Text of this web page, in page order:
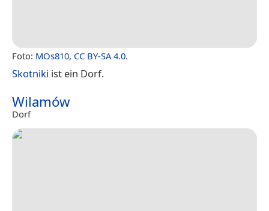
Foto: MOs810, CC BY-SA 4.0.
Skotniki ist ein Dorf.
Wilamów
Dorf